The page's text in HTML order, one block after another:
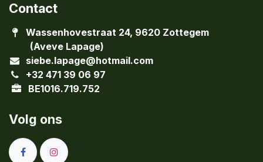
Contact
Wassenhovestraat 24, 9620 Zottegem
(Aveve Lapage)
siebe.lapage@hotmail.com
+32 471 39 06 97
BE1016.719.752
Volg ons